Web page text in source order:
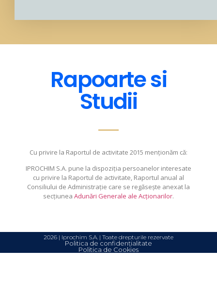
Rapoarte si
Studii
Cu privire la Raportul de activitate 2015 menționăm că:
IPROCHIM S.A. pune la dispoziția persoanelor interesate
cu privire la Raportul de activitate, Raportul anual al
Consiliului de Administrație care se regăsește anexat la
secțiunea Adunări Generale ale Acționarilor.
2026 | Iprochim S.A. | Toate drepturile rezervate
Politica de confidențialitate
Politica de Cookies